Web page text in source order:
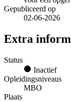
Gepubliceerd op
02-06-2026
Extra
Status
Inactief
Opleidingsniveaus
MBO
Plaats